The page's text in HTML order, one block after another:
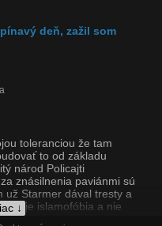
deň, zažil som
↓
toleranciou že tam
to od základu
národ Policajti
znásilnenia paviánmi sú
už Starmer dával tresty a
je islamofóbia a nie
že budhizmofóbia